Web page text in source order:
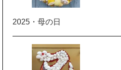
2025・母の日